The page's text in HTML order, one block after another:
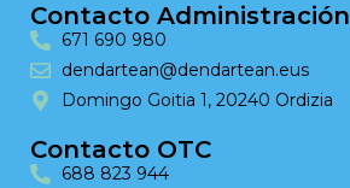
Contacto Administración
671 690 980
dendartean@dendartean.eus
Domingo Goitia 1, 20240 Ordizia
Contacto OTC
688 823 944